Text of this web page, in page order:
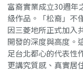
富裔實業成立30週年
級作品。「松裔」不
因三菱地所正式加入
開發的深度與高度。
足台北都心的代表性
更講究質感、真實居